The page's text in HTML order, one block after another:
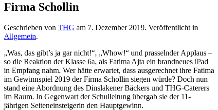
Firma Schollin
Geschrieben von THG am 7. Dezember 2019. Veröffentlicht in
Allgemein.
„Was, das gibt’s ja gar nicht!“, „Whow!“ und prasselnder Applaus –
so die Reaktion der Klasse 6a, als Fatima Ajta ein brandneues iPad
in Empfang nahm. Wer hätte erwartet, dass ausgerechnet ihre Fatima
im Gewinnspiel 2019 der Firma Schollin siegen würde? Doch nun
stand eine Abordnung des Dinslakener Bäckers und THG-Caterers
im Raum. In Gegenwart der Schulleitung übergab sie der 11-
jährigen Seiteneinsteigerin den Hauptgewinn.